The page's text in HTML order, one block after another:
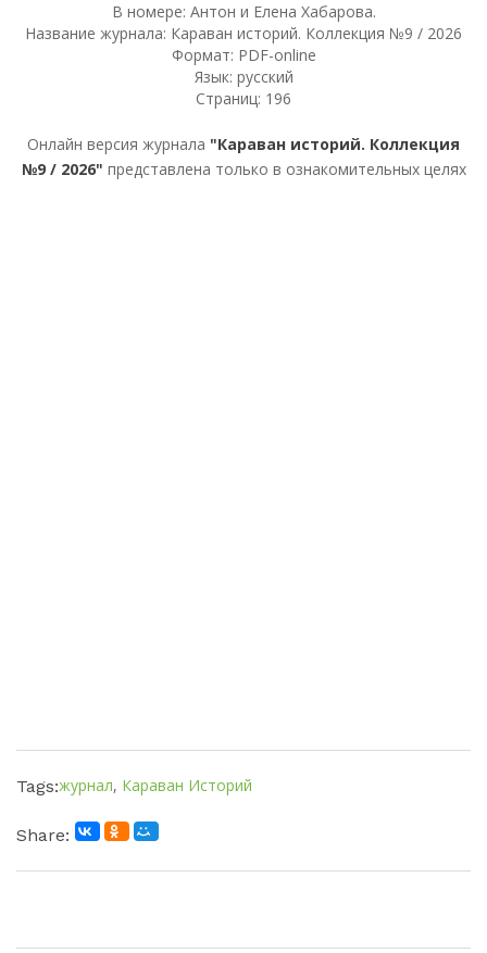
В номере: Антон и Елена Хабарова.
Название журнала: Караван историй. Коллекция №9 / 2026
Формат: PDF-online
Язык: русский
Страниц: 196
Онлайн версия журнала "Караван историй. Коллекция
№9 / 2026" представлена только в ознакомительных целях
Tags:журнал, Караван Историй
Share: